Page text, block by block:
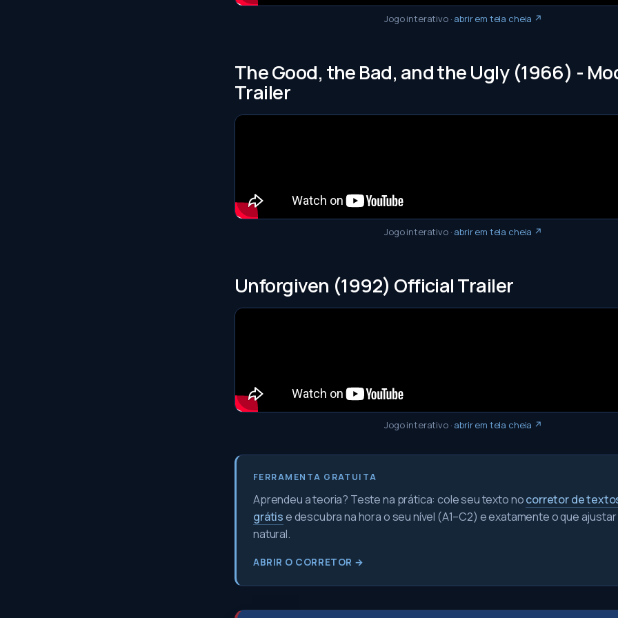
Jogo interativo· abrir em tela cheia ↗
The Good, the Bad, and the Ugly (1966) -
Trailer
Jogo interativo· abrir em tela cheia ↗
Unforgiven (1992) Official Trailer
Jogo interativo· abrir em tela cheia ↗
FERRAMENTA GRATUITA
Aprendeu a teoria? Teste na prática: cole seu texto nocorretor de
grátise descubra na hora o seu nível (A1–C2) e exatamente o que
natural.
ABRIR O CORRETOR →